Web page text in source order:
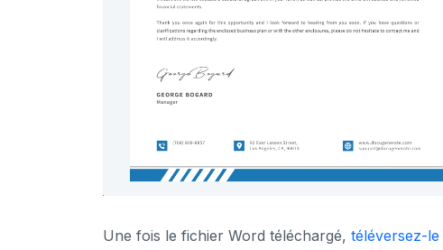
Une fois le fichier Word téléchargé, téléversez-le